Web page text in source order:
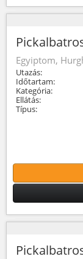
Egyiptom,
Utazás:
Időtartam:
Kategória:
Ellátás:
Típus: